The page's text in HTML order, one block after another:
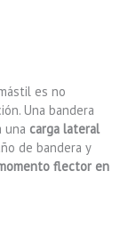
es no
Una bandera
una carga lateral
de bandera y
flector en